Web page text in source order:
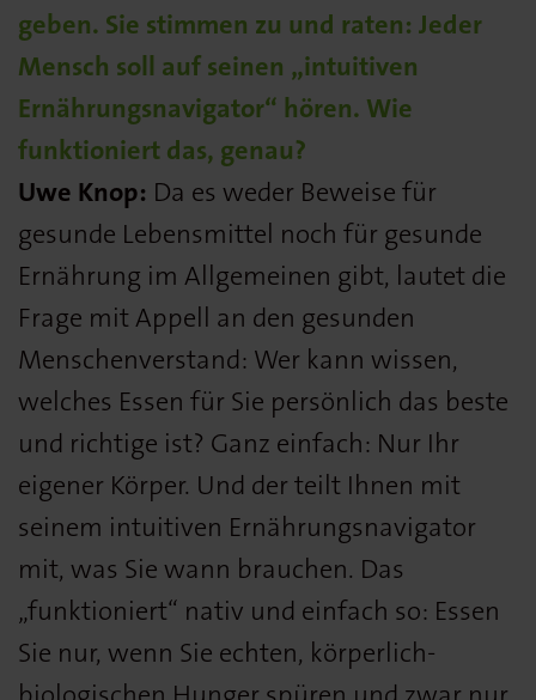
geben. Sie stimmen zu und raten: Jeder
Mensch soll auf seinen „intuitiven
Ernährungsnavigator“ hören. Wie
funktioniert das, genau?
Uwe Knop: Da es weder Beweise für
gesunde Lebensmittel noch für gesunde
Ernährung im Allgemeinen gibt, lautet die
Frage mit Appell an den gesunden
Menschenverstand: Wer kann wissen,
welches Essen für Sie persönlich das beste
und richtige ist? Ganz einfach: Nur Ihr
eigener Körper. Und der teilt Ihnen mit
seinem intuitiven Ernährungsnavigator
mit, was Sie wann brauchen. Das
„funktioniert“ nativ und einfach so: Essen
Sie nur, wenn Sie echten, körperlich-